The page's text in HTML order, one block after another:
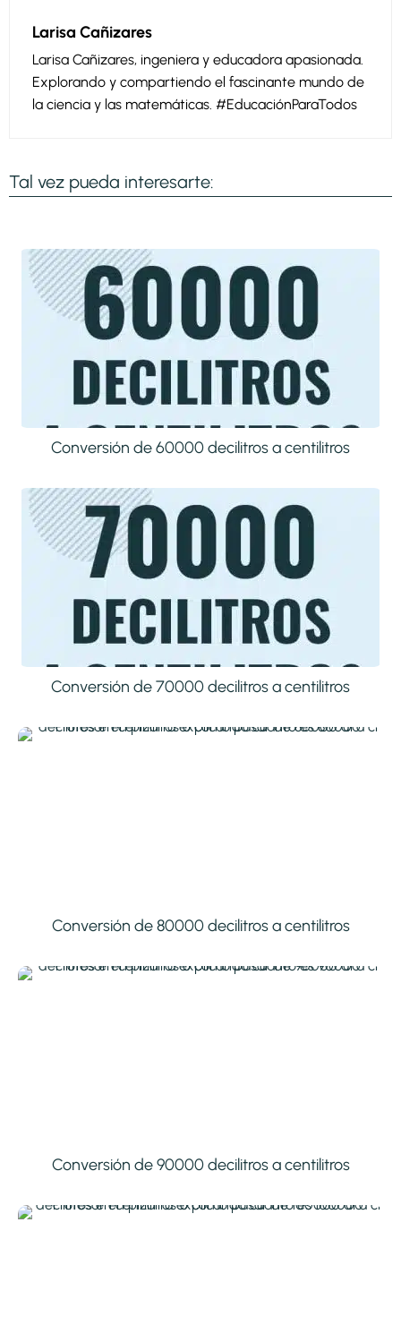
Larisa Cañizares
Larisa Cañizares, ingeniera y educadora apasionada.
Explorando y compartiendo el fascinante mundo de
la ciencia y las matemáticas. #EducaciónParaTodos
Tal vez pueda interesarte:
Conversión de 60000 decilitros a centilitros
Conversión de 70000 decilitros a centilitros
Conversión de 80000 decilitros a centilitros
Conversión de 90000 decilitros a centilitros